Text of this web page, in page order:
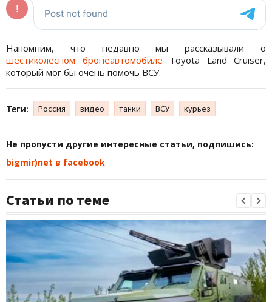
Напомним, что недавно мы рассказывали о
шестиколесном бронеавтомобиле Toyota Land Cruiser,
который мог бы очень помочь ВСУ.
Теги: Россия видео танки ВСУ курьез
Не пропусти другие интересные статьи, подпишись:
bigmir)net в facebook
Статьи по теме